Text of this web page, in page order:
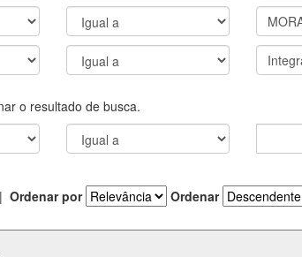
o resultado de busca.
| Ordenar por Ordenar